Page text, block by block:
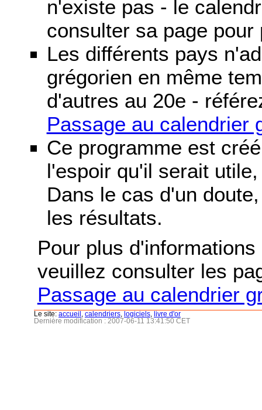
n'existe pas - le
consulter sa page pour
Les différents pays
grégorien en même
d'autres au 20e -
Passage au calendrier
Ce programme est
l'espoir qu'il serait
Dans le cas d'un
les résultats.
Pour plus
veuillez consulter les
Passage au calendrier
Le site: accueil calendriers logiciels
livre d'or
Dernière modification : 2007-06-11 13:41:50 CET